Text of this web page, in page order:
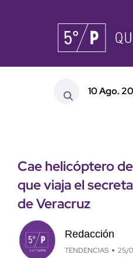
10 Ago.
Cae helicóptero
que viaja el
de Veracruz
Redacción
TENDENCIAS 25/